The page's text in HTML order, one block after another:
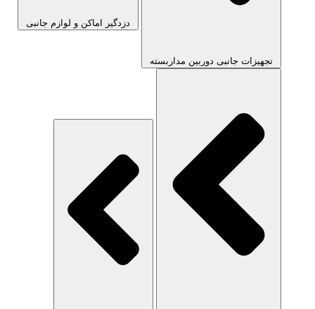
تجهیزات جانبی دوربین مداربسته
دزدگیر اماکن و لوازم جانبی